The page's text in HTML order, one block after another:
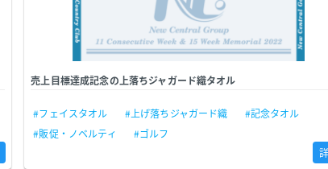
売上目標達成記念の上落ちジャガード織タオル
#フェイスタオル #上げ落ちジャガード織
#記念タオル
#販促・ノベルティ
#ゴルフ